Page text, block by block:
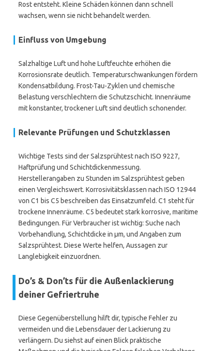
Rost entsteht. Kleine Schäden können dann schnell
wachsen, wenn sie nicht behandelt werden.
Einfluss von Umgebung
Salzhaltige Luft und hohe Luftfeuchte erhöhen die
Korrosionsrate deutlich. Temperaturschwankungen fördern
Kondensatbildung. Frost-Tau-Zyklen und chemische
Belastung verschlechtern die Schutzschicht. Innenräume
mit konstanter, trockener Luft sind deutlich schonender.
Relevante Prüfungen und Schutzklassen
Wichtige Tests sind der Salzsprühtest nach ISO 9227,
Haftprüfung und Schichtdickenmessung.
Herstellerangaben zu Stunden im Salzsprühtest geben
einen Vergleichswert. Korrosivitätsklassen nach ISO 12944
von C1 bis C5 beschreiben das Einsatzumfeld. C1 steht für
trockene Innenräume. C5 bedeutet stark korrosive, maritime
Bedingungen. Für Verbraucher ist wichtig: Suche nach
Vorbehandlung, Schichtdicke in µm, und Angaben zum
Salzsprühtest. Diese Werte helfen, Aussagen zur
Langlebigkeit einzuordnen.
Do’s & Don’ts für die Außenlackierung
deiner Gefriertruhe
Diese Gegenüberstellung hilft dir, typische Fehler zu
vermeiden und die Lebensdauer der Lackierung zu
verlängern. Du siehst auf einen Blick praktische